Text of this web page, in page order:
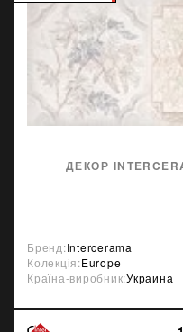
ДЕКОР
Бренд:Intercerama
Колекція:Europe
Країна-виробник:Украина